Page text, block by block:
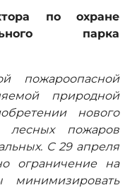
по охране
парка
пожароопасной
природной
нового
лесных пожаров
С 29 апреля
ограничение на
минимизировать